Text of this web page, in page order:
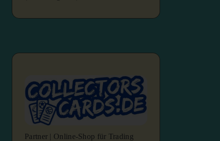
Partner | Online-Shop für Trading